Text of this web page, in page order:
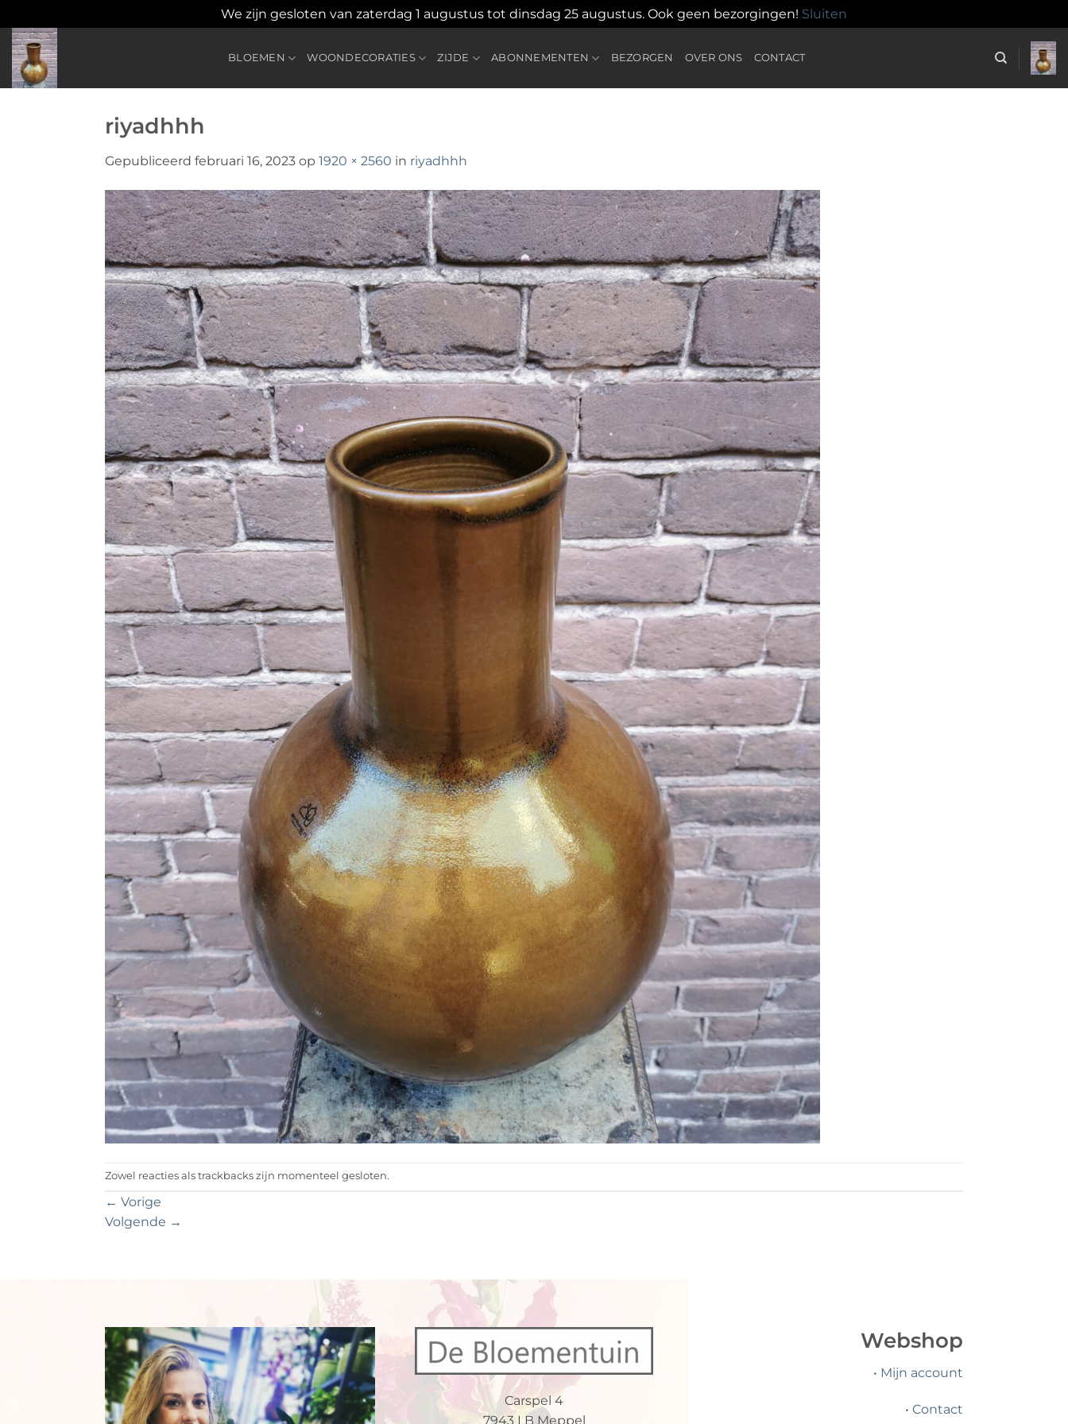
We zijn gesloten van zaterdag 1 augustus tot dinsdag 25 augustus. Ook geen bezorgingen! Sluiten
Ga
naar
inhoud
BLOEMEN WOONDECORATIES ZIJDE ABONNEMENTEN BEZORGEN OVER ONS CONTACT
riyadhhh
Gepubliceerd februari 16, 2023 op 1920 × 2560 in riyadhhh
Zowel reacties als trackbacks zijn momenteel gesloten.
← Vorige
Volgende →
Carspel 4
7943 LB Meppel
Webshop
• Mijn account
• Contact